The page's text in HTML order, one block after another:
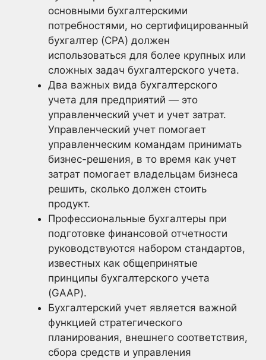
основными бухгалтерскими
потребностями, но сертифицированный
бухгалтер (CPA) должен
использоваться для более крупных или
сложных задач бухгалтерского учета.
Два важных вида бухгалтерского
учета для предприятий — это
управленческий учет и учет затрат.
Управленческий учет помогает
управленческим командам принимать
бизнес-решения, в то время как учет
затрат помогает владельцам бизнеса
решить, сколько должен стоить
продукт.
Профессиональные бухгалтеры при
подготовке финансовой отчетности
руководствуются набором стандартов,
известных как общепринятые
принципы бухгалтерского учета
(GAAP).
Бухгалтерский учет является важной
функцией стратегического
планирования, внешнего соответствия,
сбора средств и управления